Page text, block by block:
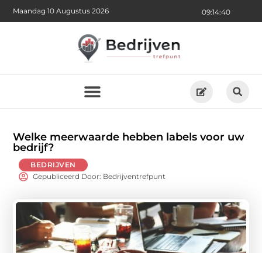
09:14:42
Maandag 10 Augustus 2026
Welke meerwaarde hebben labels voor uw
bedrijf?
BEDRIJVEN
Gepubliceerd Door: Bedrijventrefpunt